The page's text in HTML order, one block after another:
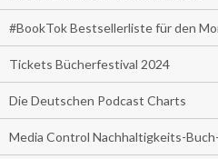
#BookTok Bestsellerliste für den
Tickets Bücherfestival 2024
Die Deutschen Podcast Charts
Media Control Nachhaltigkeits-